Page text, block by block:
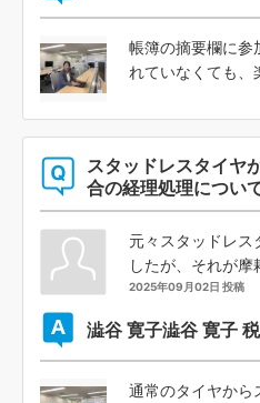
帳簿の摘要欄に参
れていなくても、
スタッドレスタイヤ
合の経理処理につい
元々スタッドレス
したが、それが
2025年09月02日 投稿
澁谷 寛子澁谷 寛子
通常のタイヤから